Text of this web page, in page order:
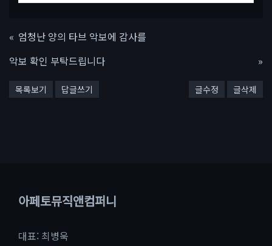
« 엄청난 양의 타브 악보에 감사를
악보 확인 부탁드립니다
»
목록보기 답글쓰기 글수정 글삭제
아페토뮤직앤컴퍼니
대표: 최병욱